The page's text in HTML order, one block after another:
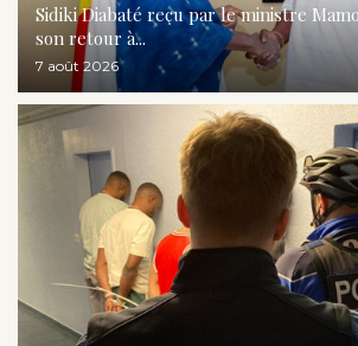
Sidiki Diabaté reçu par le ministre
son retour à...
7 août 2026